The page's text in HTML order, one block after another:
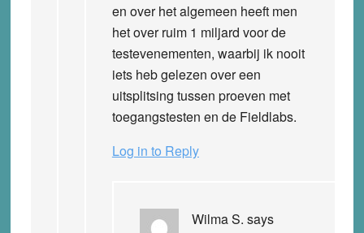
en over het algemeen heeft men
het over ruim 1 miljard voor de
testevenementen, waarbij ik nooit
iets heb gelezen over een
uitsplitsing tussen proeven met
toegangstesten en de Fieldlabs.
Log in to Reply
Wilma S. says